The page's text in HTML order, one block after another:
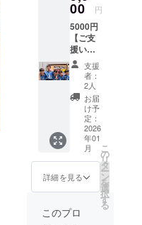
ざいま
す。是
非よろ
しくお
願いい
たしま
す。 ※
こちら
のリ
ターン
は【500
円】の
リター
ンと同
じもの
になり
ペンを
お送り
致しま
す。 ご
支援い
ただけ
る際に
支援者
様の、
①氏
名、②
連絡先
（メー
ルアド
レス）
③お礼
りいた
します
00 円
5000円
【ご支
援いた
だいた
皆様
へ】 こ
どもた
ちから
のお礼
をメー
ルにて
お送り
しま
す。 ☆
オリジ
ナルデ
ザイン
エコ
支援
者：
2人
お届
け予
定：
2026
年01
月
詳細を見る
こ
の
リ
タ
ー
ン
を
選
択
す
る
このプロ